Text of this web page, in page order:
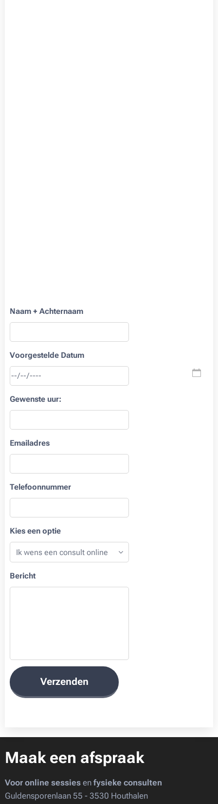
Naam + Achternaam
Voorgestelde Datum
Gewenste uur:
Emailadres
Telefoonnummer
Kies een optie
Bericht
Verzenden
Maak een afspraak
Voor online sessies en fysieke consulten
Guldensporenlaan 55 - 3530 Houthalen